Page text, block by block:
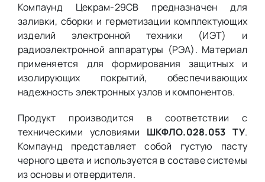
Компаунд Цекрам-29СВ предназначен для
заливки, сборки и герметизации комплектующих
изделий электронной техники (ИЭТ) и
радиоэлектронной аппаратуры (РЭА). Материал
применяется для формирования защитных и
изолирующих покрытий, обеспечивающих
надежность электронных узлов и компонентов.
Продукт производится в соответствии с
техническими условиями ШКФЛО.028.053 ТУ.
Компаунд представляет собой густую пасту
черного цвета и используется в составе системы
из основы и отвердителя.